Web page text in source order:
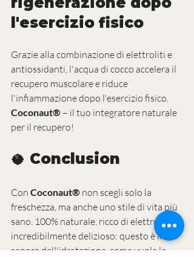
l'esercizio fisico
Grazie alla combinazione di elettroliti e
antiossidanti, l'acqua di cocco accelera il
recupero muscolare e riduce
l'infiammazione dopo l'esercizio fisico.
Coconaut® – il tuo integratore naturale
per il recupero!
🥥 Conclusion
Con Coconaut® non scegli solo la
freschezza, ma anche uno stile di vita più
sano. 100% naturale, ricco di elettroliti e
incredibilmente delizioso: questo è il
sapore dell'idratazione, come vuole la